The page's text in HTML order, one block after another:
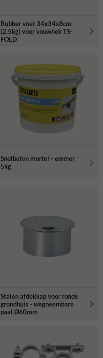
Rubber voet 34x34x8cm
(2,5kg) voor vouwhek TS-
FOLD
Snelbeton mortel - emmer
5kg
Stalen afdekkap voor ronde
grondhuls - wegneembare
paal Ø60mm